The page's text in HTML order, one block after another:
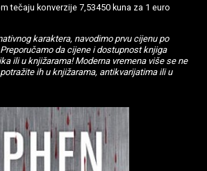
tečaju konverzije 7,53450 kuna za 1 euro
karaktera, navodimo prvu cijenu po
da cijene i dostupnost knjiga
ili u knjižarama! Moderna vremena više se ne
ih u knjižarama, antikvarijatima ili u